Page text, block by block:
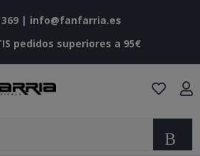
| info@fanfarria.es
pedidos superiores a 95€